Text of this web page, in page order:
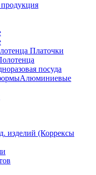
Платочки
посуда
Алюминиевые
изделий (Коррексы